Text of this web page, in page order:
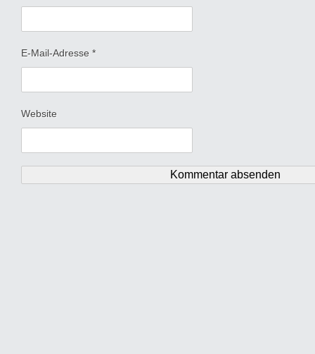
E-Mail-Adresse *
Website